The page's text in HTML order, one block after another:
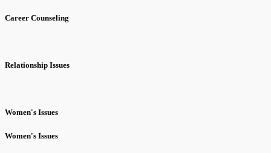
Career Counseling
Relationship Issues
Women's Issues
Women's Issues